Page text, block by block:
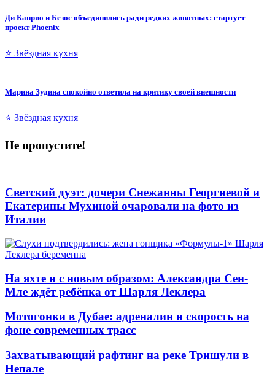
Ди Каприо и Безос объединились ради редких животных: стартует
проект Phoenix
⭐ Звёздная кухня
Марина Зудина спокойно ответила на критику своей внешности
⭐ Звёздная кухня
Не пропустите!
Светский дуэт: дочери Снежанны Георгиевой и
Екатерины Мухиной очаровали на фото из
Италии
На яхте и с новым образом: Александра Сен-
Мле ждёт ребёнка от Шарля Леклера
Мотогонки в Дубае: адреналин и скорость на
фоне современных трасс
Захватывающий рафтинг на реке Тришули в
Непале